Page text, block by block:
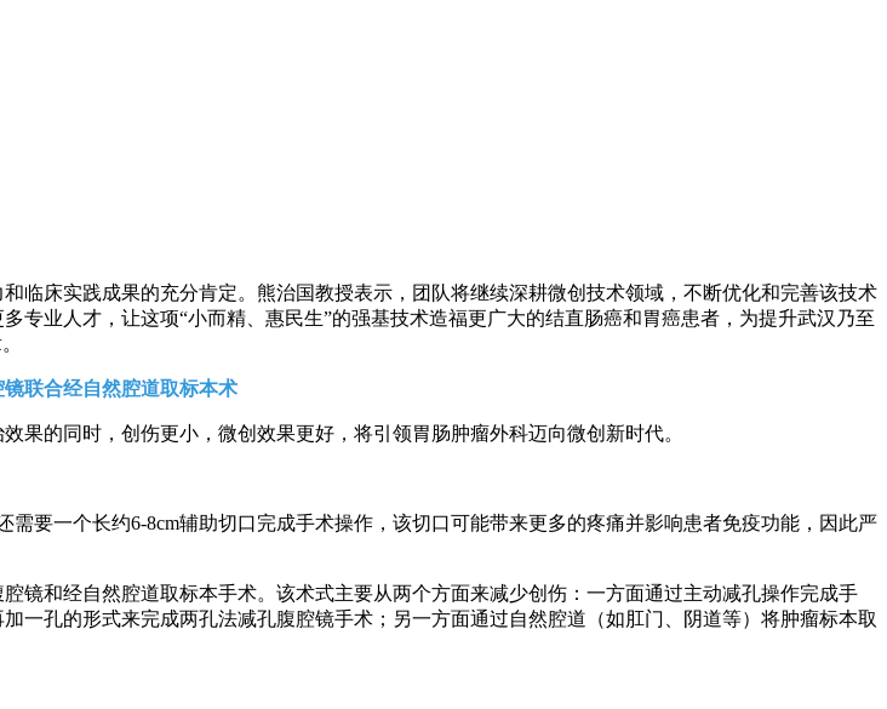
床实践成果的充分肯定。熊治国教授表示，团队将继续深耕微创技术领域，不断优化和完善该技术
业人才，让这项“小而精、惠民生”的强基技术造福更广大的结直肠癌和胃癌患者，为提升武汉乃至
联合经自然腔道取标本术
的同时，创伤更小，微创效果更好，将引领胃肠肿瘤外科迈向微创新时代。
要一个长约6-8cm辅助切口完成手术操作，该切口可能带来更多的疼痛并影响患者免疫功能，因此严
和经自然腔道取标本手术。该术式主要从两个方面来减少创伤：一方面通过主动减孔操作完成手
一孔的形式来完成两孔法减孔腹腔镜手术；另一方面通过自然腔道（如肛门、阴道等）将肿瘤标本取